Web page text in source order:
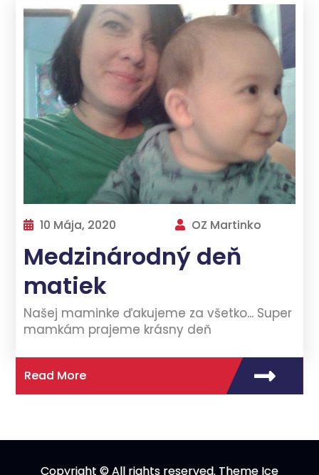
10 Mája, 2020 OZ Martinko
Medzinárodný deň
matiek
Našej maminke ďakujeme za všetko... Super
mamkám prajeme krásny deň
Read More
Copyright © All rights reserved. Theme Ice